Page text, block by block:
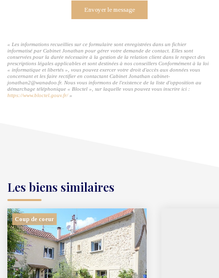
Envoyer le message
« Les informations recueillies sur ce formulaire sont enregistrées dans un fichier
informatisé par Cabinet Jonathan pour gérer votre demande de contact. Elles sont
conservées pour la durée nécessaire à la gestion de la relation client dans le respect des
prescriptions légales applicables et sont destinées à nos conseillers Conformément à la loi
« informatique et libertés », vous pouvez exercer votre droit d'accès aux données vous
concernant et les faire rectifier en contactant Cabinet Jonathan cabinet-
jonathan2@wanadoo.fr. Nous vous informons de l'existence de la liste d'opposition au
démarchage téléphonique « Bloctel », sur laquelle vous pouvez vous inscrire ici :
https://www.bloctel.gouv.fr/»
Les biens similaires
Coup de coeur